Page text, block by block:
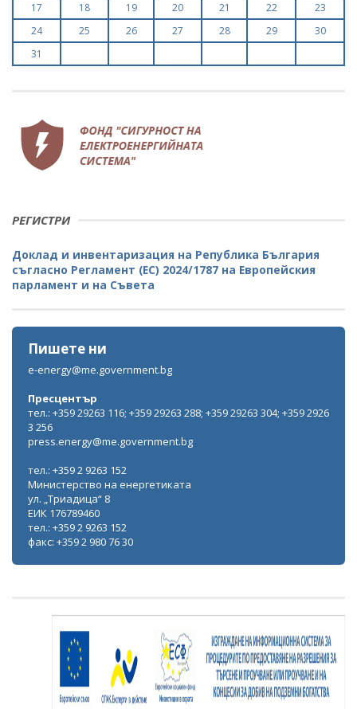
17
18 19 20 21 22
23
24
25 26 27 28 29
30
31
РЕГИСТРИ
Доклад и инвентаризация на Република България
съгласно Регламент (ЕС) 2024/1787 на Европейския
парламент и на Съвета
Пишете ни
e-energy@me.government.bg
Пресцентър
тел.: +359 29263 116; +359 29263 288; +359 29263 304; +359 2926
3 256
press.energy@me.government.bg
тел.: +359 2 9263 152
Министерство на енергетиката
ул. „Триадица“ 8
ЕИК 176789460
тел.: +359 2 9263 152
факс: +359 2 980 76 30